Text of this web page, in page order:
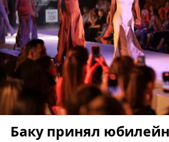
Баку принял